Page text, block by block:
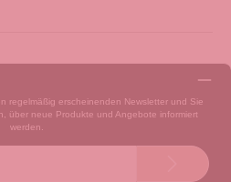
regelmäßig erscheinenden Newsletter und Sie
über neue Produkte und Angebote informiert
werden.